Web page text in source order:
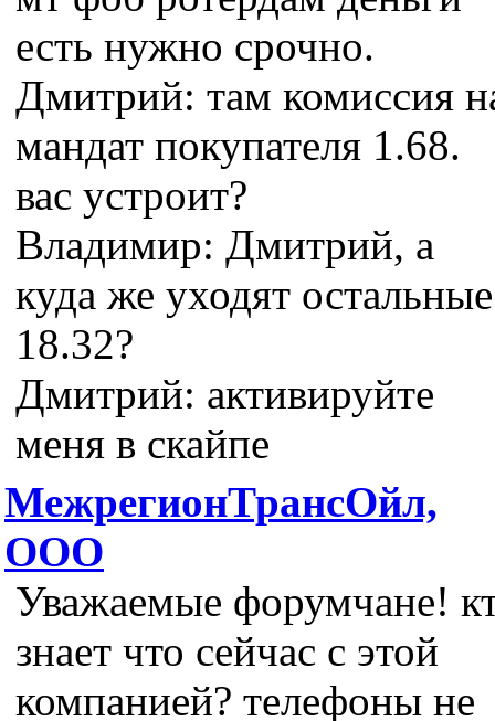
есть нужно срочно.
Дмитрий: там комиссия
мандат покупателя 1.68.
вас устроит?
Владимир: Дмитрий, а
куда же уходят остальные
18.32?
Дмитрий: активируйте
меня в скайпе
МежрегионТрансОйл,
ООО
Уважаемые форумчане!
знает что сейчас с этой
компанией? телефоны не